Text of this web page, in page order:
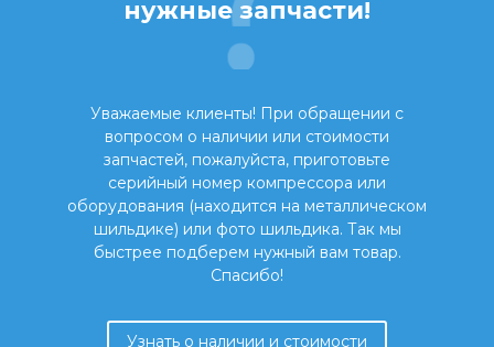
нужные запчасти!
Уважаемые клиенты! При обращении с
вопросом о наличии или стоимости
запчастей, пожалуйста, приготовьте
серийный номер компрессора или
оборудования (находится на металлическом
шильдике) или фото шильдика. Так мы
быстрее подберем нужный вам товар.
Спасибо!
Узнать о наличии и стоимости